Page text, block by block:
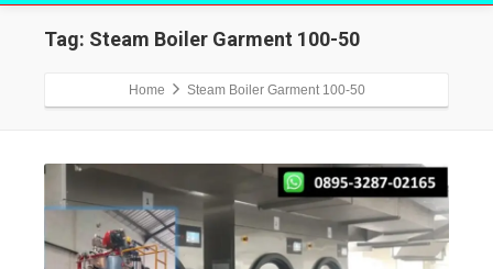
Tag: Steam Boiler Garment 100-50
Home Steam Boiler Garment 100-50